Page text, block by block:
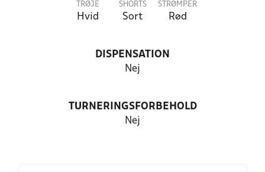
TRØJE
Hvid
SHORTS
Sort
STRØMPER
Rød
DISPENSATION
Nej
TURNERINGSFORBEHOLD
Nej